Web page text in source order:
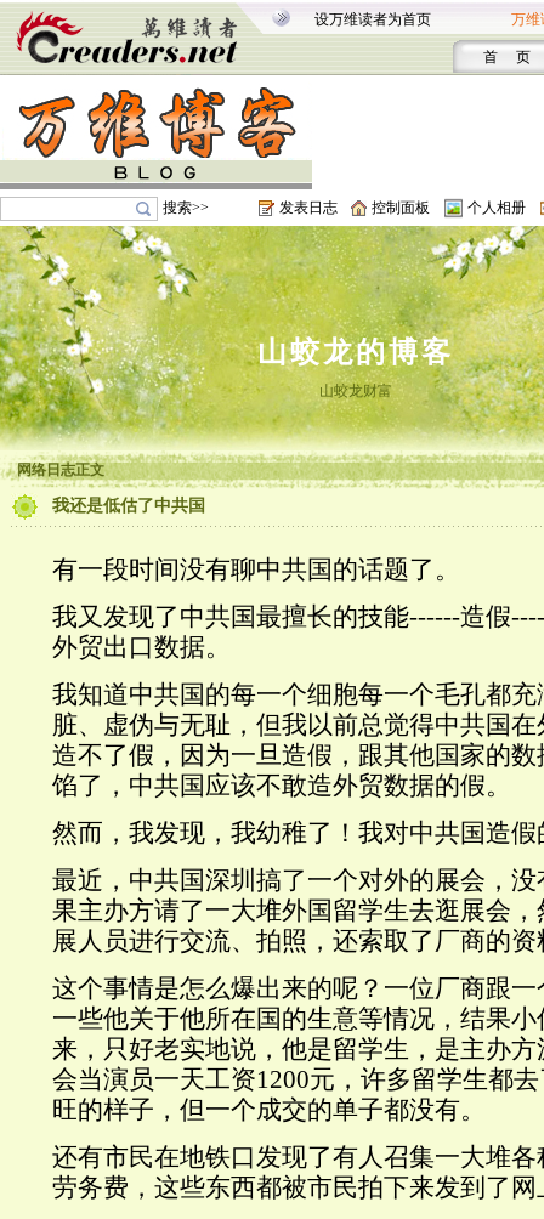
设万维读者为首页 万维
首 页
搜索>> 发表日志 控制面板 个人相册
山蛟龙的博客
山蛟龙财富
网络日志正文
我还是低估了中共国
有一段时间没有聊中共国的话题了。
我又发现了中共国最擅长的技能------造假
外贸出口数据。
我知道中共国的每一个细胞每一个毛孔都
脏、虚伪与无耻，但我以前总觉得中共国
造不了假，因为一旦造假，跟其他国家的
馅了，中共国应该不敢造外贸数据的假。
然而，我发现，我幼稚了！我对中共国造
最近，中共国深圳搞了一个对外的展会，
果主办方请了一大堆外国留学生去逛展会
展人员进行交流、拍照，还索取了厂商的资
这个事情是怎么爆出来的呢？一位厂商跟
一些他关于他所在国的生意等情况，结果
来，只好老实地说，他是留学生，是主办
会当演员一天工资1200元，许多留学生都
旺的样子，但一个成交的单子都没有。
还有市民在地铁口发现了有人召集一大堆
劳务费，这些东西都被市民拍下来发到了网